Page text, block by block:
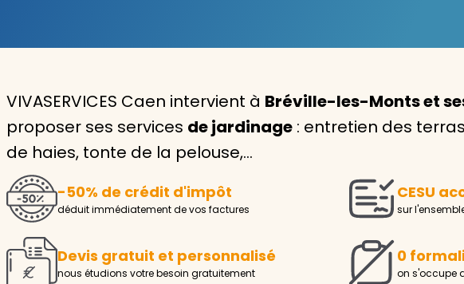
Aide à la personne
Seniors
Handicaps
Voir tous les services
Avec
Pour
ou
VIVASERVICES Caen intervient à Bréville-les-Monts et
proposer ses services de jardinage : entretien des
de haies, tonte de la pelouse,…
-50% de crédit d'impôt
déduit immédiatement de vos factures
CESU
sur
Devis gratuit et personnalisé
nous étudions votre besoin gratuitement
0
on s'occupe